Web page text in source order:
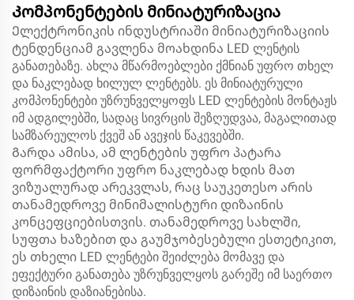
Კომპონენტების მინიატურიზაცია
Ელექტრონიკის ინდუსტრიაში მინიატურიზაციის
ტენდენციამ გავლენა მოახდინა LED ლენტის
განათებაზე. ახლა მწარმოებლები ქმნიან უფრო თხელ
და ნაკლებად ხილულ ლენტებს. ეს მინიატურული
კომპონენტები უზრუნველყოფს LED ლენტების მონტაჟს
იმ ადგილებში, სადაც სივრცის შეზღუდვაა, მაგალითად
სამზარეულოს ქვეშ ან ავეჯის წაკევებში.
Გარდა ამისა, ამ ლენტების უფრო პატარა
ფორმფაქტორი უფრო ნაკლებად ხდის მათ
ვიზუალურად არეკვლას, რაც საუკეთესო არის
თანამედროვე მინიმალისტური დიზაინის
კონცეფციებისთვის. თანამედროვე სახლში,
სუფთა ხაზებით და გაუმჯობესებული ესთეტიკით,
ეს თხელი LED ლენტები შეიძლება მომავე და
ეფექტური განათება უზრუნველყოს გარეშე იმ საერთო
დიზაინის დაზიანებისა.